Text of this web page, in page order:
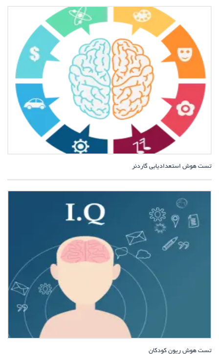
تست هوش استعدادیابی گاردنر
تست هوش ریون کودکان